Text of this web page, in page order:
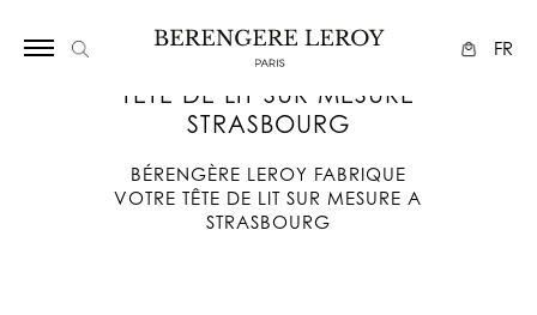
FR
TETE DE LIT SUR MESURE
STRASBOURG
BÉRENGÈRE LEROY FABRIQUE
VOTRE TÊTE DE LIT SUR MESURE A
STRASBOURG